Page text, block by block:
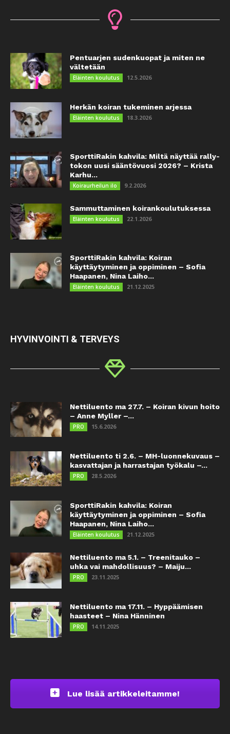
Pentuarjen sudenkuopat ja miten ne
vältetään
Eläinten koulutus 12.5.2026
Herkän koiran tukeminen arjessa
Eläinten koulutus 18.3.2026
SporttiRakin kahvila: Miltä näyttää rally-
tokon uusi sääntövuosi 2026? – Krista
Karhu...
Koiraurheilun ilo 9.2.2026
Sammuttaminen koirankoulutuksessa
Eläinten koulutus 22.1.2026
SporttiRakin kahvila: Koiran
käyttäytyminen ja oppiminen – Sofia
Haapanen, Nina Laiho...
Eläinten koulutus 21.12.2025
HYVINVOINTI & TERVEYS
Nettiluento ma 27.7. – Koiran kivun hoito
– Anne Myller –...
PRO 15.6.2026
Nettiluento ti 2.6. – MH-luonnekuvaus –
kasvattajan ja harrastajan työkalu –...
PRO 28.5.2026
SporttiRakin kahvila: Koiran
käyttäytyminen ja oppiminen – Sofia
Haapanen, Nina Laiho...
Eläinten koulutus 21.12.2025
Nettiluento ma 5.1. – Treenitauko –
uhka vai mahdollisuus? – Maiju...
PRO 23.11.2025
Nettiluento ma 17.11. – Hyppäämisen
haasteet – Nina Hänninen
PRO 14.11.2025
Lue lisää artikkeleitamme!